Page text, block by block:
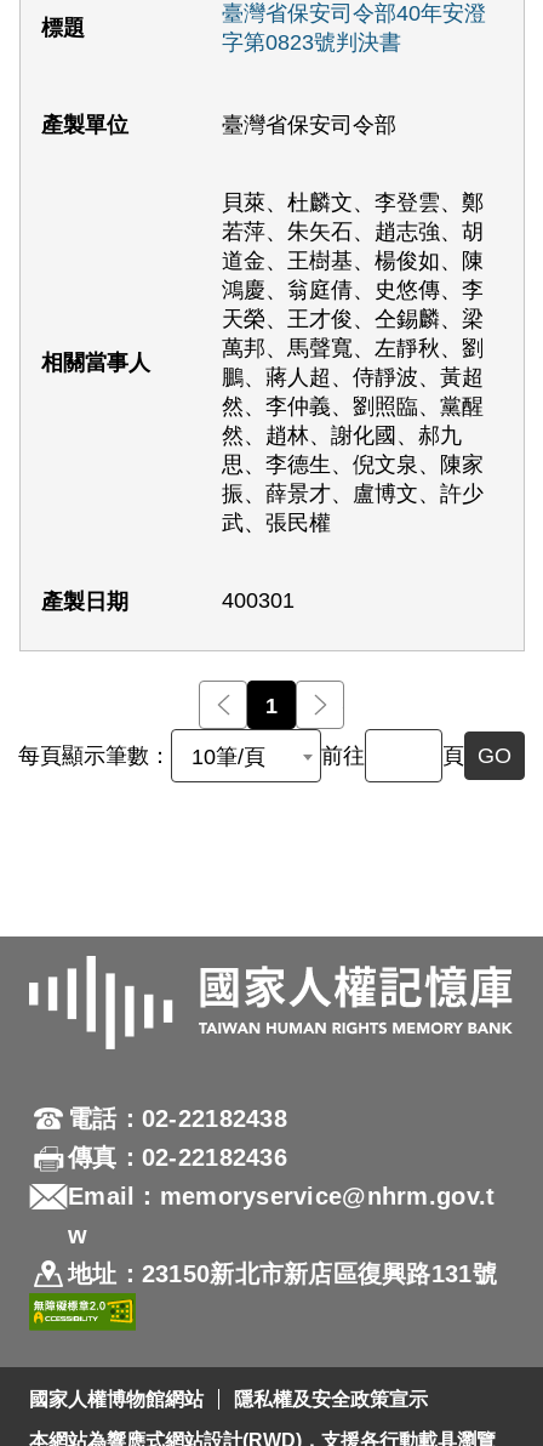
臺灣省保安司令部40年安澄
字第0823號判決書
臺灣省保安司令部
貝萊、杜麟文、李登雲、鄭
若萍、朱矢石、趙志強、胡
道金、王樹基、楊俊如、陳
鴻慶、翁庭倩、史悠傳、李
天榮、王才俊、仝錫麟、梁
萬邦、馬聲寬、左靜秋、劉
鵬、蔣人超、侍靜波、黃超
然、李仲義、劉照臨、黨醒
然、趙林、謝化國、郝九
思、李德生、倪文泉、陳家
振、薛景才、盧博文、許少
武、張民權
400301
前一頁
1
每頁顯示筆數： 10筆/頁 前往 頁 GO
電話：02-22182438
傳真：02-22182436
Email：memoryservice@nhrm.gov.t
w
地址：23150新北市新店區復興路131號
國家人權博物館網站
隱私權及安全政策宣示
本網站為響應式網站設計(RWD)，支援各行動載具瀏覽